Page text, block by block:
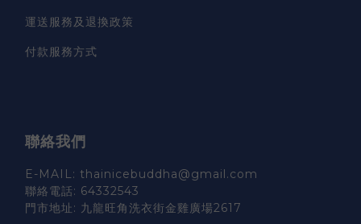
運送服務及退換政策
付款服務方式
聯絡我們
E-MAIL: thainicebuddha@gmail.com
聯絡電話: 64332543
門市地址: 九龍旺角洗衣街金雞廣場2617